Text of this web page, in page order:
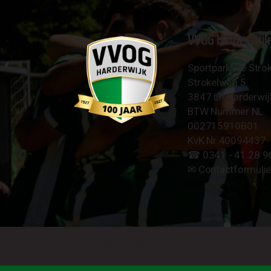
VVOG Harderwijk
Sportpark 'De
Strokelweg 5
3847 LR
BTW Nummer NL
002715910B01
KvK Nr 40094437
☎︎ 0341 - 41 28
✉︎